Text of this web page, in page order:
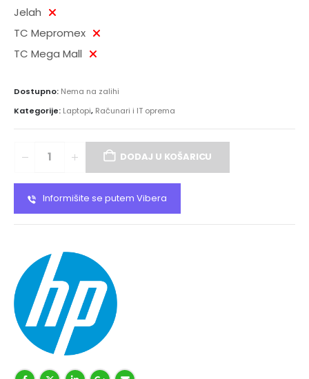
Jelah
TC Mepromex
TC Mega Mall
Dostupno: Nema na zalihi
Kategorije: Laptopi, Računari i IT oprema
DODAJ U KOŠARICU
Informišite se putem Vibera